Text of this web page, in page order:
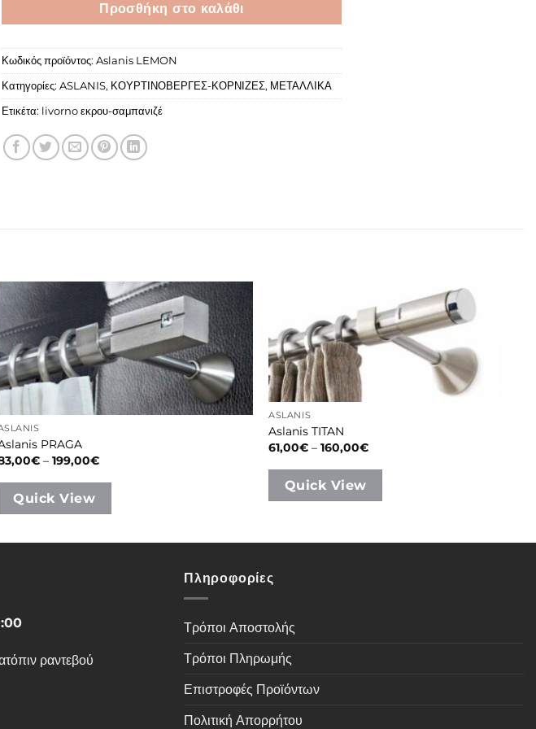
Προσθήκη στο καλάθι
Κωδικός προϊόντος: Aslanis LEMON
Κατηγορίες: ASLANIS, ΚΟΥΡΤΙΝΟΒΕΡΓΕΣ-ΚΟΡΝΙΖΕΣ, ΜΕΤΑΛΛΙΚΑ
Ετικέτα: livorno εκρου-σαμπανιζέ
PRAGA
€ – 199,00€Price
83,00€
Quick View
ASLANIS
Aslanis TITAN
61,00€ – 160,00€Price
61,00€
Quick View
ραντεβού
Πληροφορίες
Τρόποι Αποστολής
Τρόποι Πληρωμής
Επιστροφές Προϊόντων
Πολιτική Απορρήτου